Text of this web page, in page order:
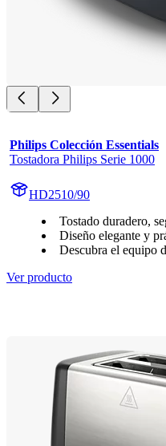
Philips Colección Essentials
Tostadora Philips Serie 1000
HD2510/90
Tostado duradero,
Diseño elegante y
Descubra el equipo
Ver producto